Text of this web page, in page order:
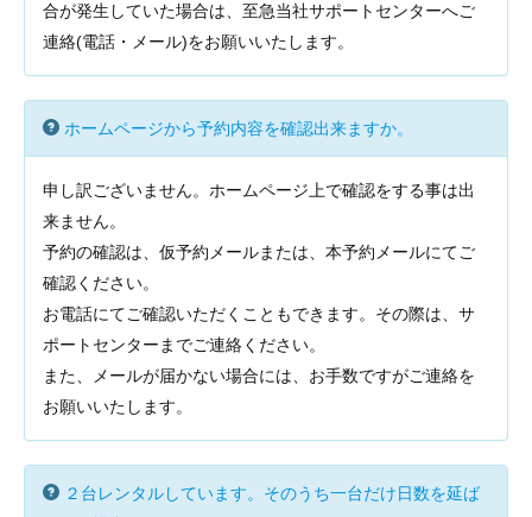
合が発生していた場合は、至急当社サポートセンターへご
連絡(電話・メール)をお願いいたします。
ホームページから予約内容を確認出来ますか。
申し訳ございません。ホームページ上で確認をする事は出
来ません。
予約の確認は、仮予約メールまたは、本予約メールにてご
確認ください。
お電話にてご確認いただくこともできます。その際は、サ
ポートセンターまでご連絡ください。
また、メールが届かない場合には、お手数ですがご連絡を
お願いいたします。
２台レンタルしています。そのうち一台だけ日数を延ば